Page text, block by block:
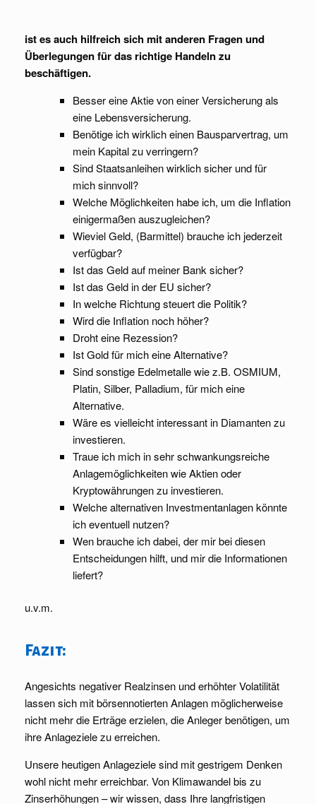
ist es auch hilfreich sich mit anderen Fragen und
Überlegungen für das richtige Handeln zu
beschäftigen.
Besser eine Aktie von einer Versicherung als
eine Lebensversicherung.
Benötige ich wirklich einen Bausparvertrag, um
mein Kapital zu verringern?
Sind Staatsanleihen wirklich sicher und für
mich sinnvoll?
Welche Möglichkeiten habe ich, um die Inflation
einigermaßen auszugleichen?
Wieviel Geld, (Barmittel) brauche ich jederzeit
verfügbar?
Ist das Geld auf meiner Bank sicher?
Ist das Geld in der EU sicher?
In welche Richtung steuert die Politik?
Wird die Inflation noch höher?
Droht eine Rezession?
Ist Gold für mich eine Alternative?
Sind sonstige Edelmetalle wie z.B. OSMIUM,
Platin, Silber, Palladium, für mich eine
Alternative.
Wäre es vielleicht interessant in Diamanten zu
investieren.
Traue ich mich in sehr schwankungsreiche
Anlagemöglichkeiten wie Aktien oder
Kryptowährungen zu investieren.
Welche alternativen Investmentanlagen könnte
ich eventuell nutzen?
Wen brauche ich dabei, der mir bei diesen
Entscheidungen hilft, und mir die Informationen
liefert?
u.v.m.
Fazit:
Angesichts negativer Realzinsen und erhöhter Volatilität
lassen sich mit börsennotierten Anlagen möglicherweise
nicht mehr die Erträge erzielen, die Anleger benötigen, um
ihre Anlageziele zu erreichen.
Unsere heutigen Anlageziele sind mit gestrigem Denken
wohl nicht mehr erreichbar. Von Klimawandel bis zu
Zinserhöhungen – wir wissen, dass Ihre langfristigen